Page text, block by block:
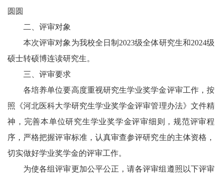
圆圆
二、评审对象
本次评审对象为我校全日制2023级全体研究生和2024级
硕士转硕博连读研究生。
三、评审要求
各培养单位要高度重视研究生学业奖学金评审工作，按
照《河北医科大学研究生学业奖学金评审管理办法》文件精
神，完善本单位研究生学业奖学金评审细则，规范评审程
序，严格把握评审标准，认真审查参评研究生的主体资格，
切实做好学业奖学金的评审工作。
为使各组评审更加公平公正，请各评审组遵照以下评审